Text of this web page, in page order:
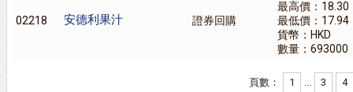
02218 安德利果汁 證券回購
最高價：18.30
最低價：17.94
貨幣：HKD
數量：693000
頁數： 1 ... 3 4